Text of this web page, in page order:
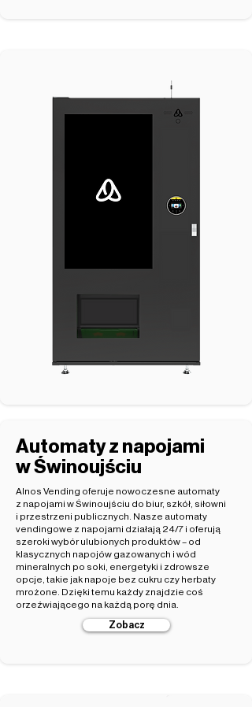
Automaty z napojami
w Świnoujściu
Alnos Vending oferuje nowoczesne automaty
z napojami w Świnoujściu do biur, szkół, siłowni
i przestrzeni publicznych. Nasze automaty
vendingowe z napojami działają 24/7 i oferują
szeroki wybór ulubionych produktów – od
klasycznych napojów gazowanych i wód
mineralnych po soki, energetyki i zdrowsze
opcje, takie jak napoje bez cukru czy herbaty
mrożone. Dzięki temu każdy znajdzie coś
orzeźwiającego na każdą porę dnia.
Zobacz